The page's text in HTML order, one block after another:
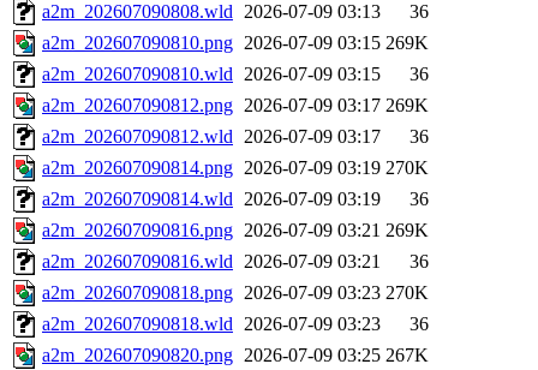
a2m_202607090808.wld 2026-07-09 03:13
36
a2m_202607090810.png 2026-07-09 03:15 269K
a2m_202607090810.wld 2026-07-09 03:15
36
a2m_202607090812.png 2026-07-09 03:17 269K
a2m_202607090812.wld 2026-07-09 03:17
36
a2m_202607090814.png 2026-07-09 03:19 270K
a2m_202607090814.wld 2026-07-09 03:19
36
a2m_202607090816.png 2026-07-09 03:21 269K
a2m_202607090816.wld 2026-07-09 03:21
36
a2m_202607090818.png 2026-07-09 03:23 270K
a2m_202607090818.wld 2026-07-09 03:23
36
a2m_202607090820.png 2026-07-09 03:25 267K